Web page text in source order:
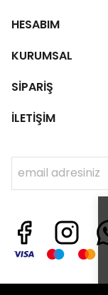
HESABIM
KURUMSAL
SİPARİŞ
İLETİŞİM